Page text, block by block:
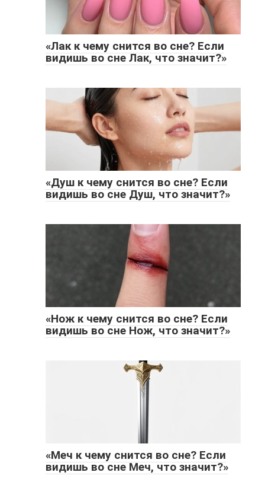
«Лак к чему снится во сне? Если
видишь во сне Лак, что значит?»
«Душ к чему снится во сне? Если
видишь во сне Душ, что значит?»
«Нож к чему снится во сне? Если
видишь во сне Нож, что значит?»
«Меч к чему снится во сне? Если
видишь во сне Меч, что значит?»